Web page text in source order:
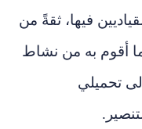
فيها، ثقةً من
أقوم به من نشاط
تحميلي